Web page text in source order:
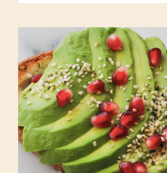
Awokado,